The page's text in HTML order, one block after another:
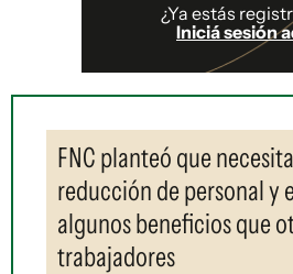
¿Ya estás
Iniciá sesión
FNC planteó que
reducción de personal y
algunos beneficios que
trabajadores